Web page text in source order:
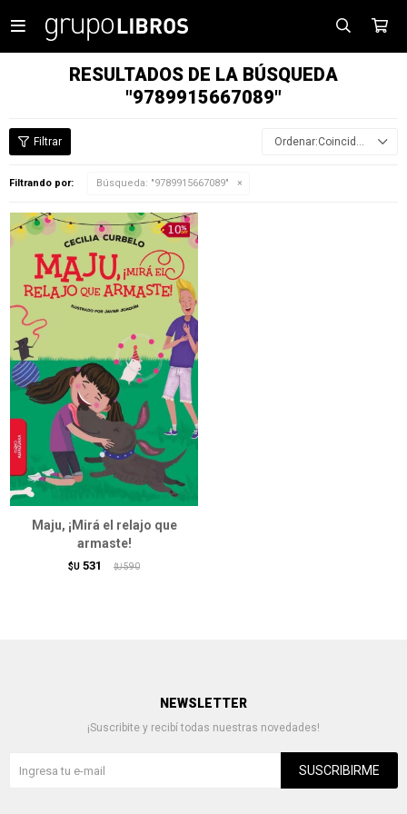

RESULTADOS DE LA BÚSQUEDA
"9789915667089"
Coincidencia
Filtrando por: Búsqueda: "9789915667089"
Maju, ¡Mirá el relajo que
armaste!
$U 531 $U 590
NEWSLETTER
¡Suscribite y recibí todas nuestras novedades!
SUSCRIBIRME